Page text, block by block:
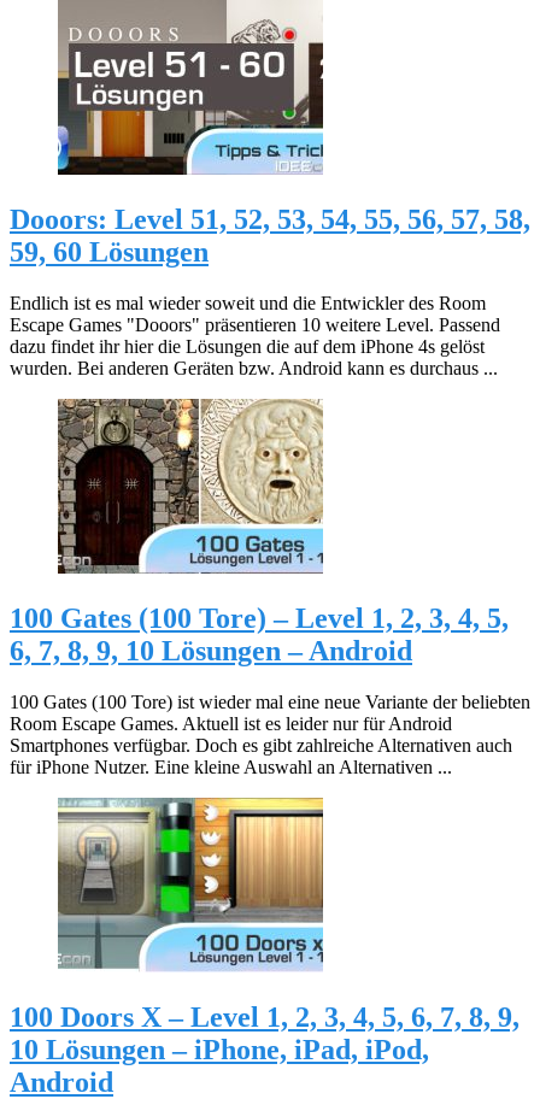
Dooors: Level 51, 52, 53, 54, 55, 56, 57, 58,
59, 60 Lösungen
Endlich ist es mal wieder soweit und die Entwickler des Room
Escape Games "Dooors" präsentieren 10 weitere Level. Passend
dazu findet ihr hier die Lösungen die auf dem iPhone 4s gelöst
wurden. Bei anderen Geräten bzw. Android kann es durchaus ...
100 Gates (100 Tore) – Level 1, 2, 3, 4, 5,
6, 7, 8, 9, 10 Lösungen – Android
100 Gates (100 Tore) ist wieder mal eine neue Variante der beliebten
Room Escape Games. Aktuell ist es leider nur für Android
Smartphones verfügbar. Doch es gibt zahlreiche Alternativen auch
für iPhone Nutzer. Eine kleine Auswahl an Alternativen ...
100 Doors X – Level 1, 2, 3, 4, 5, 6, 7, 8, 9,
10 Lösungen – iPhone, iPad, iPod,
Android